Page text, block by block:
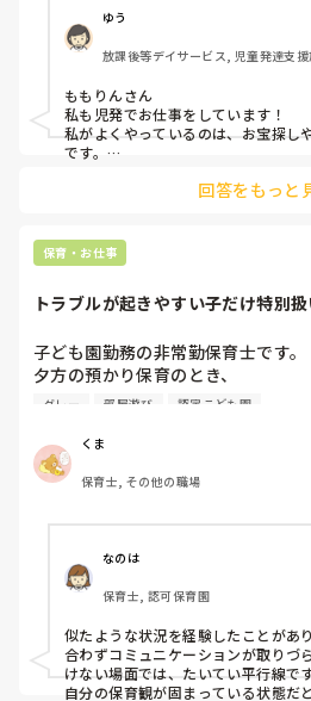
食事も全て、保育士があげるのでい
朝のお支度、帰りの支度も，保育士
手洗いも蛇口をひねり、石鹸をこ
ってあげる。
ここまでしたら、
きっと泣くことはありません。
【できない！やって！】
結局、やらずに終わります。
こちらがやらないと大泣きして暴れ
が。。
保護者の方に話しても
【保育園で頑張ってるから、家で
【環境が変わったから仕方ないと思
と言ってました💦
以前から定期的に，面談をして、
保育園のやり方を尊重してくれない
私が保護者の方のように全て、こ
るべきなのでしょうか。。
自分の今までの積み重ねが崩れて
だけど、そんなに泣くなら、もう
ゆう
放課後等デイサービス, 児童発達支
ももりんさん
私も児発でお仕事をしています！
私がよくやっているのは、お宝探し
です。
促したり、物を借りる時に「〇〇く
びだと、少しでも社会性の発達に繋
回答をもっと
保育・お仕事
トラブルが起きやすい子だけ特別
子ども園勤務の非常勤保育士です。
夕方の預かり保育のとき、
幼稚園クラスの子たちが来るまで
3歳児の男の子(Aくん)が結構怒りっ
ちょっとしたことで怒って友だち
そのため、一緒に夕方保育に入っ
トラブル防止のためにAくんだけ別
び(幼稚園クラスが使うパズルなど)
私は「うーん」と思っていて…
当然、他の子たちは「ぼくもやり
本来幼稚園クラスの子たちの遊びで
3歳以下の子や大人数ではできませ
グレー 部屋遊び 認定こども園
くま
保育士, その他の職場
なのは
保育士, 認可保育園
似たような状況を経験したことがあ
合わずコミュニケーションが取りづ
けない場面では、たいてい平行線で
自分の保育観が固まっている状態だ